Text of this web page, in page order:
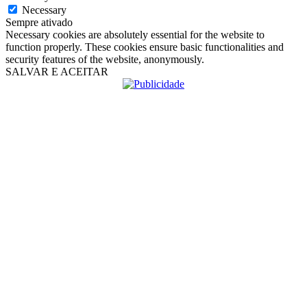
Necessary
Sempre ativado
Necessary cookies are absolutely essential for the website to
function properly. These cookies ensure basic functionalities and
security features of the website, anonymously.
SALVAR E ACEITAR